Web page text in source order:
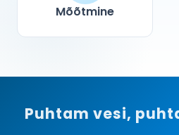
Mõõtmine
Puhtam vesi,